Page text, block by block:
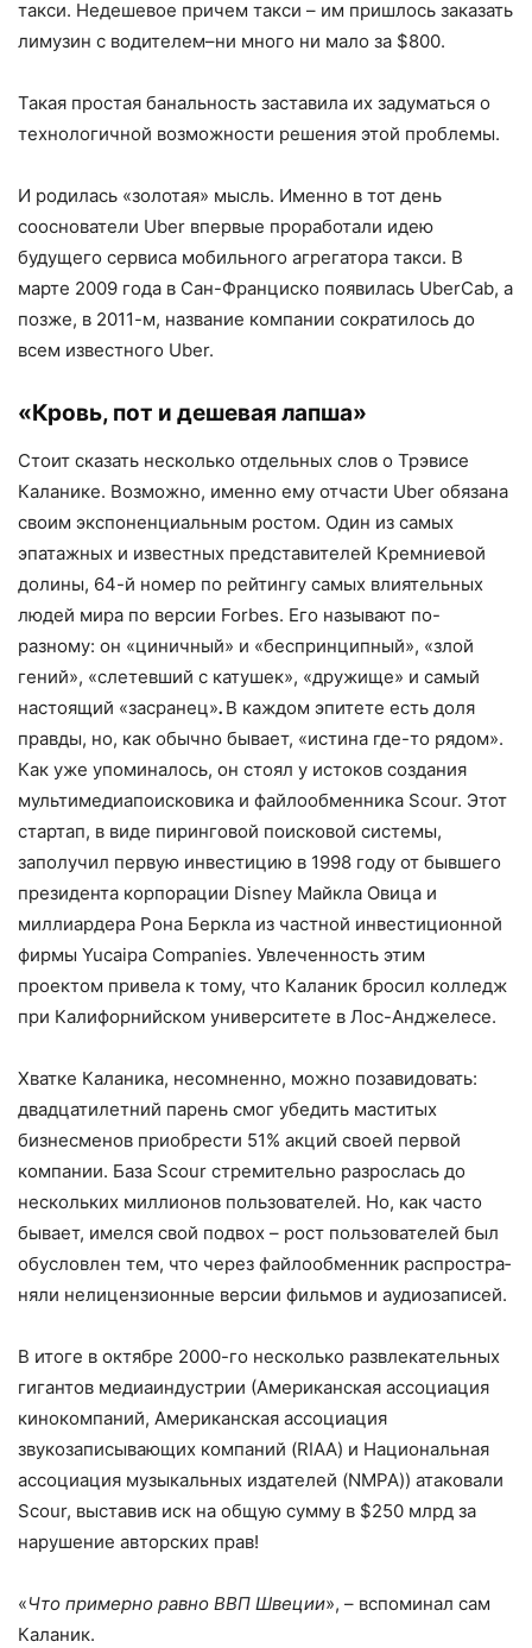
такси. Недешевое причем такси – им пришлось заказать
лимузин с водите­лем–ни много ни мало за $800.
Такая простая банальность заставила их задуматься о
технологичной возможно­сти решения этой проблемы.
И родилась «золотая» мысль. Именно в тот день
сооснователи Uber впервые проработали идею
будущего сервиса мо­бильного агрегатора такси. В
марте 2009 года в Сан-Франциско появилась UberCab, а
позже, в 2011-м, название компании со­кратилось до
всем известного Uber.
«Кровь, пот и дешевая лапша»
Стоит сказать несколько отдельных слов о Трэвисе
Каланике. Возможно, именно ему отчасти Uber обязана
своим экспоненциальным ростом. Один из самых
эпатажных и известных представителей Кремниевой
долины, 64-й номер по рей­тингу самых влиятельных
людей мира по версии Forbes. Его называют по-
разному: он «циничный» и «беспринципный», «злой
гений», «слетевший с катушек», «дружи­ще» и самый
настоящий «засранец». В каждом эпитете есть доля
правды, но, как обычно бывает, «истина где-то рядом».
Как уже упоминалось, он стоял у исто­ков создания
мультимедиапоисковика и файлообменника Scour. Этот
стартап, в виде пиринговой поисковой системы,
заполучил первую инвестицию в 1998 году от бывшего
президента корпорации Disney Майкла Овица и
миллиардера Рона Беркла из частной инвестиционной
фирмы Yucaipa Companies. Увлеченность этим
проектом привела к тому, что Кала­ник бросил колледж
при Калифорнийском университете в Лос-Анджелесе.
Хватке Каланика, несомненно, можно позавидовать:
двадцатилетний парень смог убедить маститых
бизнесменов при­обрести 51% акций своей первой
компа­нии. База Scour стремительно разрослась до
нескольких миллионов пользователей. Но, как часто
бывает, имелся свой подвох – рост пользователей был
обусловлен тем, что через файлообменник распростра­
няли нелицензионные версии фильмов и аудиозаписей.
В итоге в октябре 2000-го несколько развлекательных
гигантов медиаиндустрии (Американская ассоциация
кино­компаний, Американская ассоциация
звукозаписывающих компаний (RIAA) и Национальная
ассоциация музыкальных издателей (NMPA)) атаковали
Scour, вы­ставив иск на общую сумму в $250 млрд за
нарушение авторских прав!
«Что примерно равно ВВП Швеции», – вспоминал сам
Каланик.